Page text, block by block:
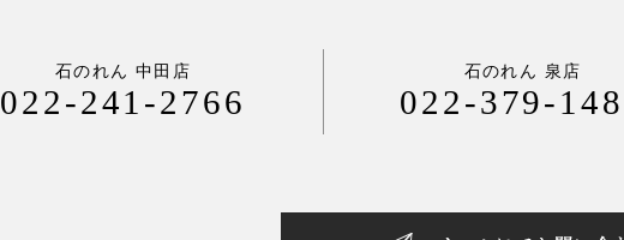
石のれん 中田店
022-241-2766
石のれん 泉店
022-379-